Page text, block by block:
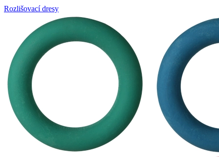
Rozlišovací dresy